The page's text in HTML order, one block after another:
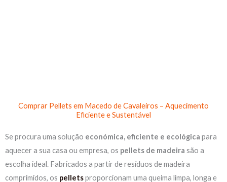
Comprar Pellets em Macedo de Cavaleiros – Aquecimento
Eficiente e Sustentável
Se procura uma solução económica, eficiente e ecológica para
aquecer a sua casa ou empresa, os pellets de madeira são a
escolha ideal. Fabricados a partir de resíduos de madeira
comprimidos, os pelletsproporcionam uma queima limpa, longa e